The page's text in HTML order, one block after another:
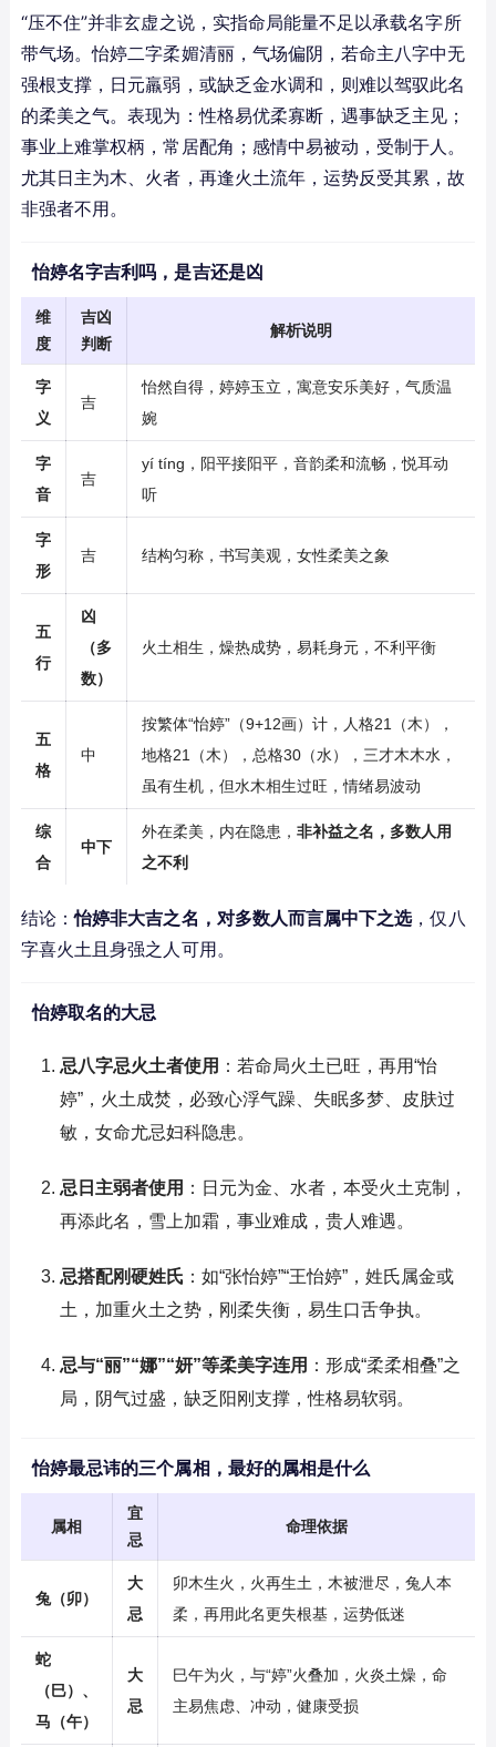
“压不住”并非玄虚之说，实指命局能量不足以承载名字所
带气场。怡婷二字柔媚清丽，气场偏阴，若命主八字中无
强根支撑，日元羸弱，或缺乏金水调和，则难以驾驭此名
的柔美之气。表现为：性格易优柔寡断，遇事缺乏主见；
事业上难掌权柄，常居配角；感情中易被动，受制于人。
尤其日主为木、火者，再逢火土流年，运势反受其累，故
非强者不用。
怡婷名字吉利吗，是吉还是凶
维
度
吉凶
判断
解析说明
字
义
吉
怡然自得，婷婷玉立，寓意安乐美好，气质温
婉
字
音
吉
yí tíng，阳平接阳平，音韵柔和流畅，悦耳动
听
字
形
吉 结构匀称，书写美观，女性柔美之象
五
行
凶
（多
数）
火土相生，燥热成势，易耗身元，不利平衡
五
格
中
按繁体“怡婷”（9+12画）计，人格21（木），
地格21（木），总格30（水），三才木木水，
虽有生机，但水木相生过旺，情绪易波动
综
合
中下
外在柔美，内在隐患， 非补益之名，多数人用
之不利
结论：怡婷非大吉之名，对多数人而言属中下之选，仅八
字喜火土且身强之人可用。
怡婷取名的大忌
忌八字忌火土者使用 ：若命局火土已旺，再用“怡
婷”，火土成焚，必致心浮气躁、失眠多梦、皮肤过
敏，女命尤忌妇科隐患。
忌日主弱者使用 ：日元为金、水者，本受火土克制，
再添此名，雪上加霜，事业难成，贵人难遇。
忌搭配刚硬姓氏 ：如“张怡婷”“王怡婷”，姓氏属金或
土，加重火土之势，刚柔失衡，易生口舌争执。
忌与“丽”“娜”“妍”等柔美字连用 ：形成“柔柔相叠”之
局，阴气过盛，缺乏阳刚支撑，性格易软弱。
怡婷最忌讳的三个属相，最好的属相是什么
属相
宜
忌
命理依据
兔（卯）
大
忌
卯木生火，火再生土，木被泄尽，兔人本
柔，再用此名更失根基，运势低迷
蛇
（巳）、
马（午）
大
忌
巳午为火，与“婷”火叠加，火炎土燥，命
主易焦虑、冲动，健康受损